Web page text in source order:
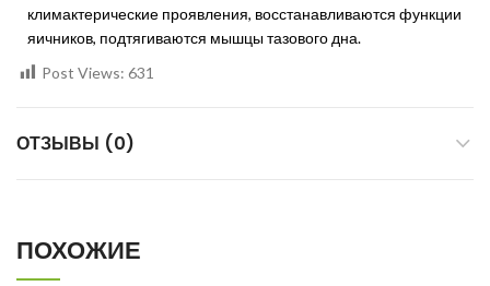
климактерические проявления, восстанавливаются функции
яичников, подтягиваются мышцы тазового дна.
Post Views: 631
ОТЗЫВЫ (0)
ПОХОЖИЕ